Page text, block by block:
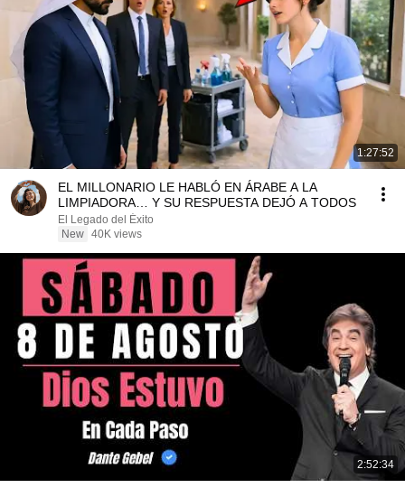
1:27:52
EL MILLONARIO LE HABLÓ EN ÁRABE A LA
LIMPIADORA… Y SU RESPUESTA DEJÓ A TODOS
El Legado del Éxito
New 40K views
2:52:34